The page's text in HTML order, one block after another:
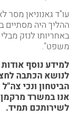
עו"ד גאנוניאןמסר
ההליך היה
באחריותו לנזק
משפט".
למידע נוסף
לנושא הכתבה
הביטחון ונכי צה"ל
אנו במשרד
לשירותכם תמיד.